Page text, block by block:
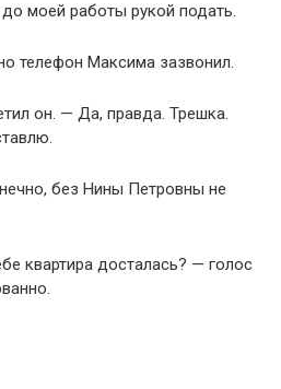
моей работы рукой подать.
телефон Максима зазвонил.
он. — Да, правда. Трешка.
без Нины Петровны не
квартира досталась? — голос